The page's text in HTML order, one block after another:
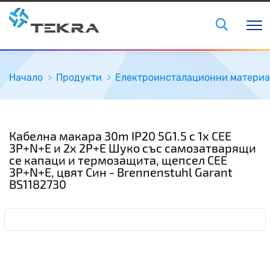
Начало Продукти Електроинсталационни
Кабелна макара 30m IP20 5G1.5 с 1x CEE
3P+N+E и 2x 2P+E Шуко със самозатварящи
се капаци и термозащита, щепсел CEE
3P+N+E, цвят Син - Brennenstuhl Garant
BS1182730